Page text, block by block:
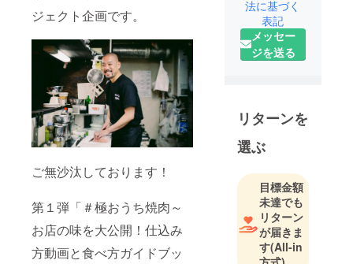
ジェクト企画です。
ご無沙汰しております！
第１弾「＃極おうち焼肉～
お店の味を大公開！仕込み
方動画と食べ方ガイドブッ
す。和牛一
筋１０年に
なります！
顔になって
いただける
ことが最大
の喜びで
す！令和２
年４月、コ
ロナ禍の中
で全国に笑
顔を届ける
法に基づく
表記
メッセー
ジを送る
リターンを
選ぶ
目標金額
未達でも
リターン
が届きま
す(All-in